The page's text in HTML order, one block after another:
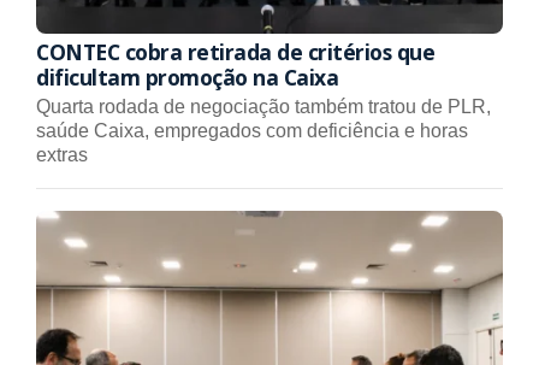
CONTEC cobra retirada de critérios que
dificultam promoção na Caixa
Quarta rodada de negociação também tratou de PLR,
saúde Caixa, empregados com deficiência e horas
extras